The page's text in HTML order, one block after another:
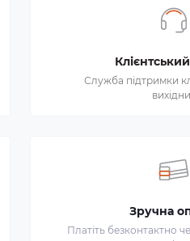
Служба підтримки
Зручна
Платіть безконтактно